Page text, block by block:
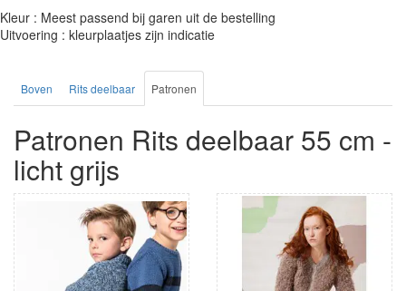
Kleur : Meest passend bij garen uit de bestelling
Uitvoering : kleurplaatjes zijn indicatie
Boven Rits deelbaar Patronen
Patronen Rits deelbaar 55 cm -
licht grijs